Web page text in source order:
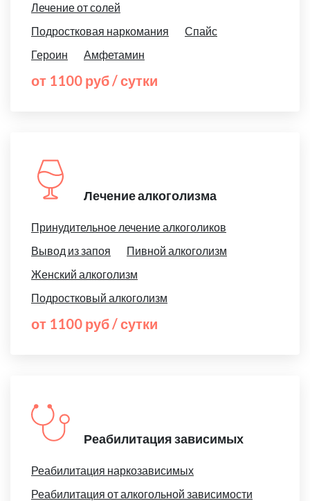
Лечение от солей
Подростковая наркомания
Спайс
Героин
Амфетамин
от 1100 руб / сутки
Лечение алкоголизма
Принудительное лечение алкоголиков
Вывод из запоя
Пивной алкоголизм
Женский алкоголизм
Подростковый алкоголизм
от 1100 руб / сутки
Реабилитация зависимых
Реабилитация наркозависимых
Реабилитация от алкогольной зависимости